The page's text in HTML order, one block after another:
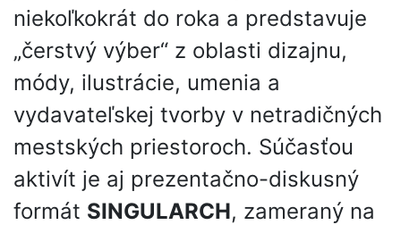
niekoľkokrát do roka a predstavuje
„čerstvý výber“ z oblasti dizajnu,
módy, ilustrácie, umenia a
vydavateľskej tvorby v netradičných
mestských priestoroch. Súčasťou
aktivít je aj prezentačno-diskusný
formát SINGULARCH, zameraný na